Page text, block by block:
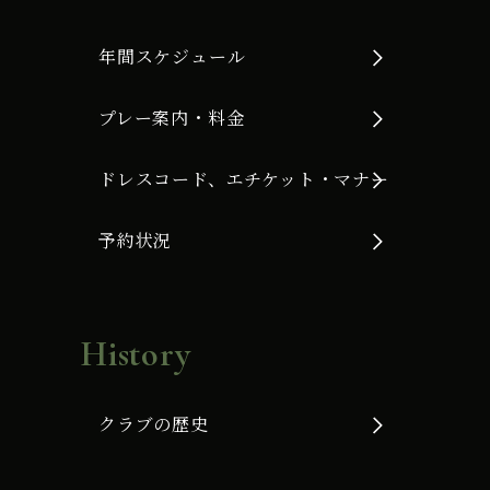
年間スケジュール
プレー案内・料金
ドレスコード、エチケット・マナー
予約状況
History
クラブの歴史